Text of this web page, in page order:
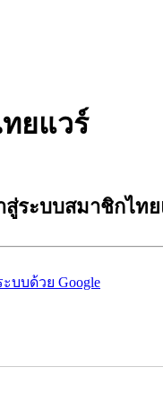
ยแวร์
สู่ระบบสมาชิกไท
ะบบด้วย Google